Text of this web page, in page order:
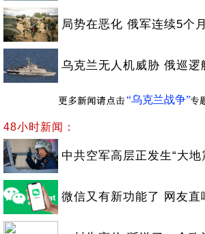
局势在恶化 俄军连续5个
乌克兰无人机威胁 俄巡逻
“乌克兰战争”
48小时新闻：
中共空军高层正发生“大地
微信又有新功能了 网友直